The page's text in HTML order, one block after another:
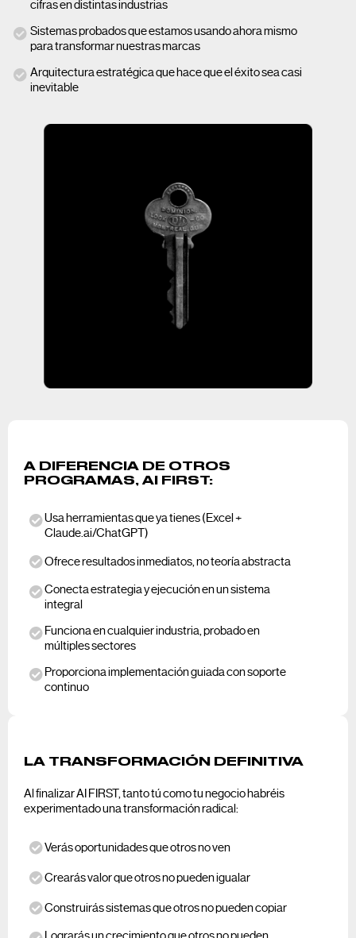
cifras en distintas industrias
Sistemas probados que estamos usando ahora mismo
para transformar nuestras marcas
Arquitectura estratégica que hace que el éxito sea casi
inevitable
A DIFERENCIA DE OTROS
PROGRAMAS, AI FIRST:
Usa herramientas que ya tienes (Excel +
Claude.ai/ChatGPT)
Ofrece resultados inmediatos, no teoría abstracta
Conecta estrategia y ejecución en un sistema
integral
Funciona en cualquier industria, probado en
múltiples sectores
Proporciona implementación guiada con soporte
continuo
LA TRANSFORMACIÓN DEFINITIVA
Al finalizar AI FIRST, tanto tú como tu negocio habréis
experimentado una transformación radical:
Verás oportunidades que otros no ven
Crearás valor que otros no pueden igualar
Construirás sistemas que otros no pueden copiar